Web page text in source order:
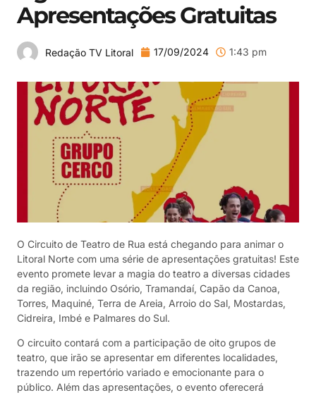
Apresentações Gratuitas
Redação TV Litoral 17/09/2024 1:43 pm
O Circuito de Teatro de Rua está chegando para animar o
Litoral Norte com uma série de apresentações gratuitas! Este
evento promete levar a magia do teatro a diversas cidades
da região, incluindo Osório, Tramandaí, Capão da Canoa,
Torres, Maquiné, Terra de Areia, Arroio do Sal, Mostardas,
Cidreira, Imbé e Palmares do Sul.
O circuito contará com a participação de oito grupos de
teatro, que irão se apresentar em diferentes localidades,
trazendo um repertório variado e emocionante para o
público. Além das apresentações, o evento oferecerá